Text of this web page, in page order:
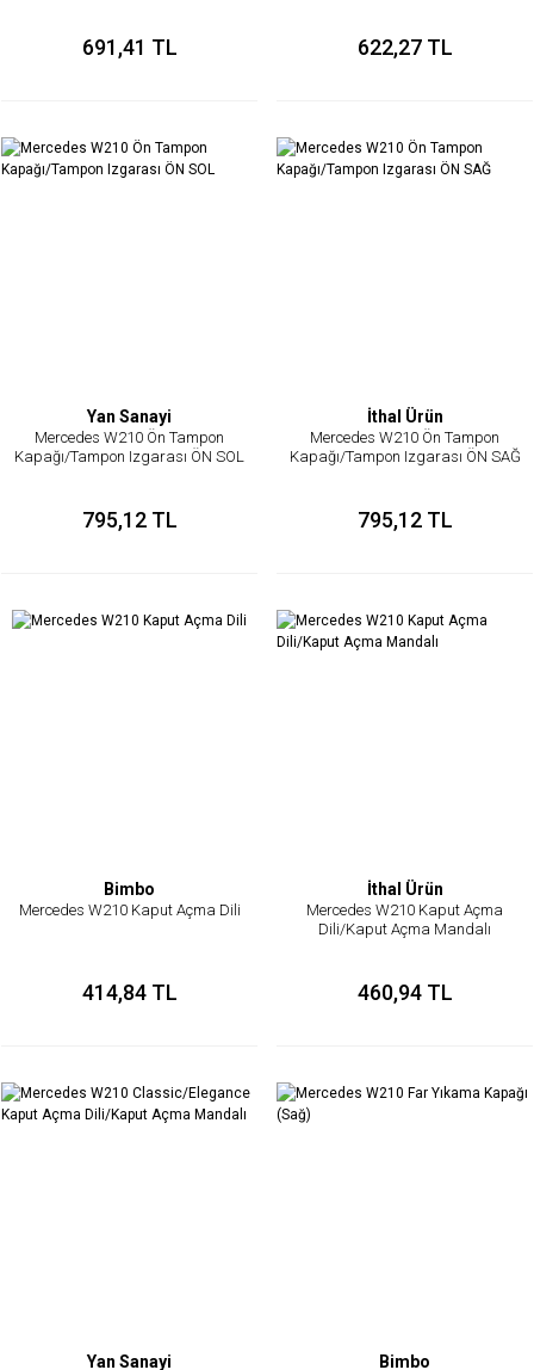
691,41 TL 622,27 TL
Yan Sanayi
Mercedes W210 Ön Tampon
Kapağı/Tampon Izgarası ÖN SOL
795,12 TL
İthal Ürün
Mercedes W210 Ön Tampon
Kapağı/Tampon Izgarası ÖN SAĞ
795,12 TL
Bimbo
Mercedes W210 Kaput Açma Dili
414,84 TL
İthal Ürün
Mercedes W210 Kaput Açma
Dili/Kaput Açma Mandalı
460,94 TL
Yan Sanayi Bimbo